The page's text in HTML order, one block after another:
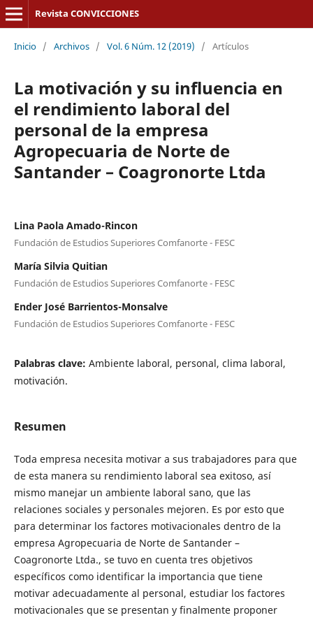
Revista CONVICCIONES
Inicio / Archivos / Vol. 6 Núm. 12 (2019) / Artículos
La motivación y su influencia en
el rendimiento laboral del
personal de la empresa
Agropecuaria de Norte de
Santander – Coagronorte Ltda
Lina Paola Amado-Rincon
Fundación de Estudios Superiores Comfanorte - FESC
María Silvia Quitian
Fundación de Estudios Superiores Comfanorte - FESC
Ender José Barrientos-Monsalve
Fundación de Estudios Superiores Comfanorte - FESC
Palabras clave: Ambiente laboral, personal, clima laboral,
motivación.
Resumen
Toda empresa necesita motivar a sus trabajadores para que
de esta manera su rendimiento laboral sea exitoso, así
mismo manejar un ambiente laboral sano, que las
relaciones sociales y personales mejoren. Es por esto que
para determinar los factores motivacionales dentro de la
empresa Agropecuaria de Norte de Santander –
Coagronorte Ltda., se tuvo en cuenta tres objetivos
específicos como identificar la importancia que tiene
motivar adecuadamente al personal, estudiar los factores
motivacionales que se presentan y finalmente proponer